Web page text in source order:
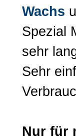
Wachs
Spezial
sehr
Sehr
Nur für